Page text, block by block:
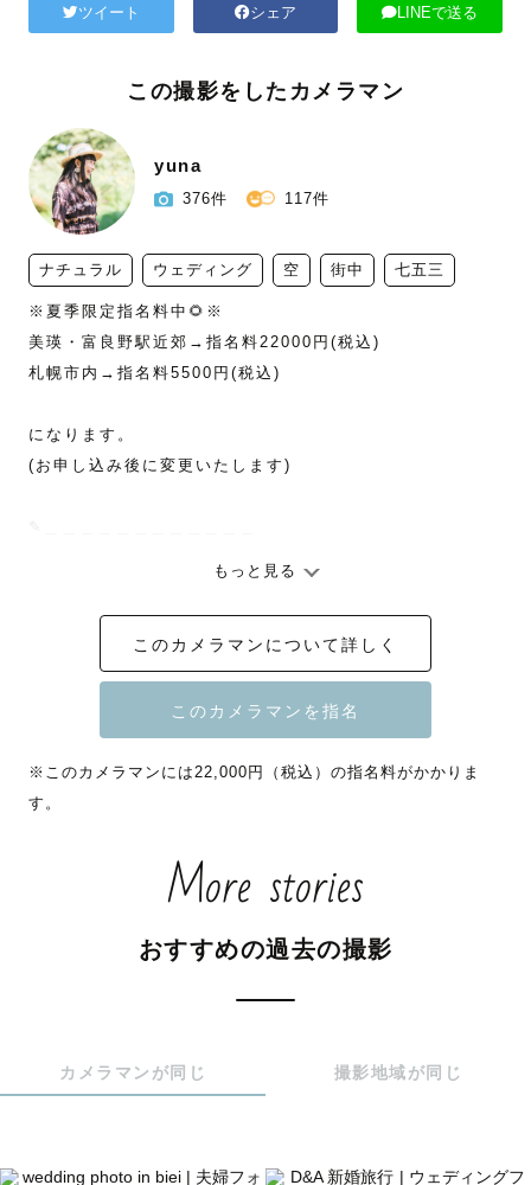
ツイート シェア LINEで送る
この撮影をしたカメラマン
yuna
376件 117件
ナチュラル ウェディング 空 街中 七五三
※夏季限定指名料中🌻※
美瑛・富良野駅近郊→指名料22000円(税込)
札幌市内→指名料5500円(税込)
になります。
(お申し込み後に変更いたします)
笑った顔はいちばんかわいい！
ちょっとオシャレに、今どきな写真を撮りたい！
そんな方にお選びいただいています。
🍀社内上位10%TOPカメラマン
🍀ウエディング認定カメラマン
🍀アートニューボーン認定カメラマン
◆撮影の種類について◆
ウエディングの前撮り・後撮りやカップル撮影フレンド撮
新生児を扱う講習も受講済みですのでナチュラルニューボ
もっと見る
このカメラマンについて詳しく
※このカメラマンには22,000円（税込）の指名料がかかりま
す。
More stories
おすすめの過去の撮影
カメラマンが同じ 撮影地域が同じ